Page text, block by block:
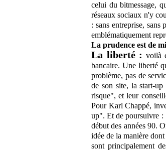
celui du bitmessage,
réseaux sociaux n'y
: sans entreprise,
emblématiquement
La prudence est de
La liberté : voilà
bancaire. Une liberté
problème, pas de
de son site, la start-
risque", et leur
Pour Karl Chappé,
up". Et de poursuivre :
début des années 90.
idée de la manière
sont principalement